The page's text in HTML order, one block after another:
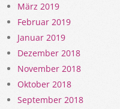
März 2019
Februar 2019
Januar 2019
Dezember 2018
November 2018
Oktober 2018
September 2018